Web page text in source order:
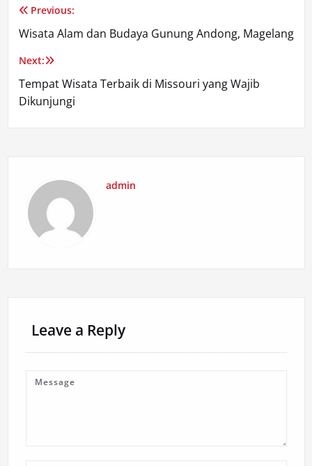
Post
navigation
Previous:
Wisata Alam dan Budaya Gunung Andong, Magelang
Next:
Tempat Wisata Terbaik di Missouri yang Wajib
Dikunjungi
admin
Leave a Reply